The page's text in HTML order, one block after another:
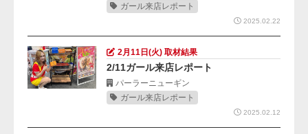
ガール来店レポート
2025.02.22
2月11日(火) 取材結果
2/11ガール来店レポート
パーラーニューギン
ガール来店レポート
2025.02.12